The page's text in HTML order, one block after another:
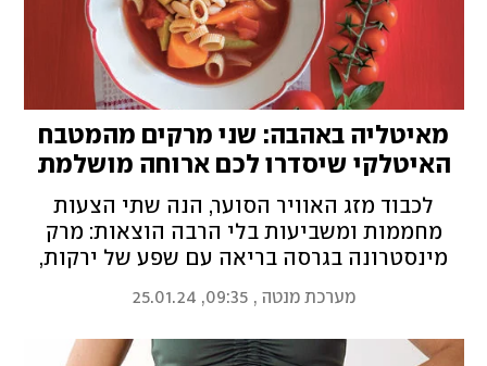
מאיטליה באהבה: שני מרקים מהמטבח
האיטלקי שיסדרו לכם ארוחה מושלמת
בסופ"ש
לכבוד מזג האוויר הסוער, הנה שתי הצעות
מחממות ומשביעות בלי הרבה הוצאות: מרק
מינסטרונה בגרסה בריאה עם שפע של ירקות,
בקטניות, ירקות שורש וגריסי פנינה שהולך טוב
עם לחם כפרי. בון אפטיטו!
מערכת מנטה,
09:35, 25.01.24